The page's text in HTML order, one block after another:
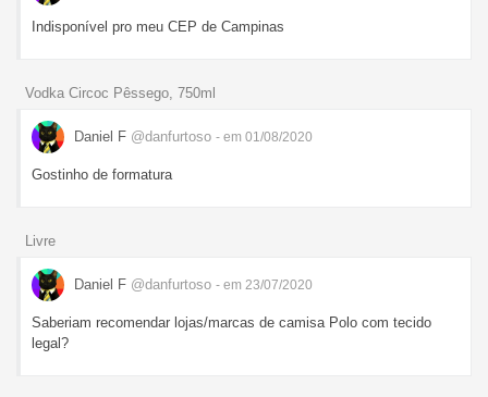
Indisponível pro meu CEP de Campinas
Vodka Circoc Pêssego, 750ml
Daniel F @danfurtoso - em 01/08/2020
Gostinho de formatura
Livre
Daniel F @danfurtoso - em 23/07/2020
Saberiam recomendar lojas/marcas de camisa Polo com tecido
legal?